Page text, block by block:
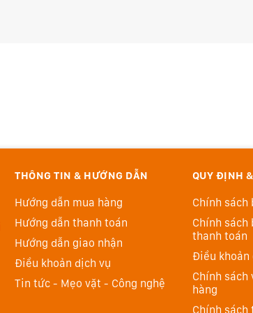
THÔNG TIN & HƯỚNG DẪN
Hướng dẫn mua hàng
Hướng dẫn thanh toán
Hướng dẫn giao nhận
Điều khoản dịch vụ
Tin tức - Mẹo vặt - Công nghệ
QUY ĐỊNH
Chính sách
Chính
thanh toán
Điều khoản
Chính sách
hàng
Chính sách